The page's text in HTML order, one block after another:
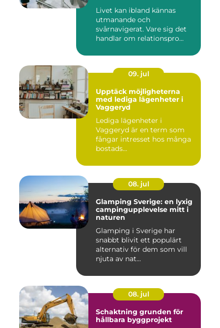
Livet kan ibland kännas
utmanande och
svårnavigerat. Vare sig det
handlar om relationspro...
09. jul
Upptäck möjligheterna
med lediga lägenheter i
Vaggeryd
Lediga lägenheter i
Vaggeryd är en term som
fångar intresset hos många
bostads...
08. jul
Glamping Sverige: en lyxig
campingupplevelse mitt i
naturen
Glamping i Sverige har
snabbt blivit ett populärt
alternativ för dem som vill
njuta av nat...
08. jul
Schaktning grunden för
hållbara byggprojekt